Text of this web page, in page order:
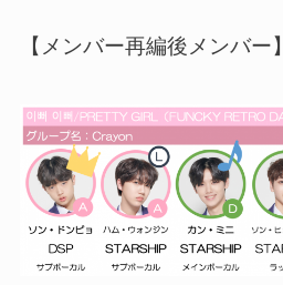
【メンバー再編後メンバー】